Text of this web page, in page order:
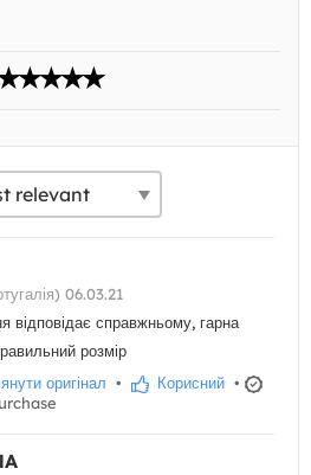
06.03.21
відповідає справжньому, гарна
розмір
оригінал • Корисний •